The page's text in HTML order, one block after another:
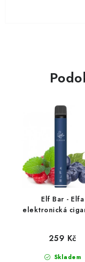
Elf Bar - Elfa
elektronická
borůvka a
20mg
Skladem
259 Kč